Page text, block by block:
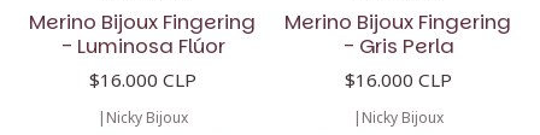
Merino Bijoux Fingering
- Luminosa Flúor
$16.000 CLP
Merino Bijoux Fingering
- Gris Perla
$16.000 CLP
| Nicky Bijoux | Nicky Bijoux